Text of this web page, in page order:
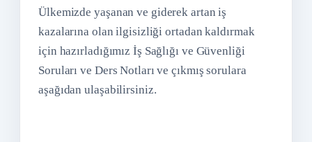
Ülkemizde yaşanan ve giderek artan iş
kazalarına olan ilgisizliği ortadan kaldırmak
için hazırladığımız İş Sağlığı ve Güvenliği
Soruları ve Ders Notları ve çıkmış sorulara
aşağıdan ulaşabilirsiniz.